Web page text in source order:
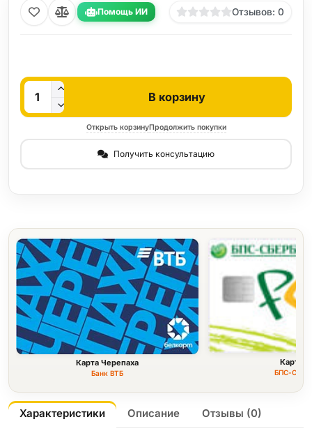
Помощь ИИ Отзывов: 0
Кол-во
В корзину
Открыть корзинуПродолжить покупки
Получить консультацию
Карта Черепаха
Банк ВТБ
Карта
БПС-
Характеристики Описание Отзывы (0)